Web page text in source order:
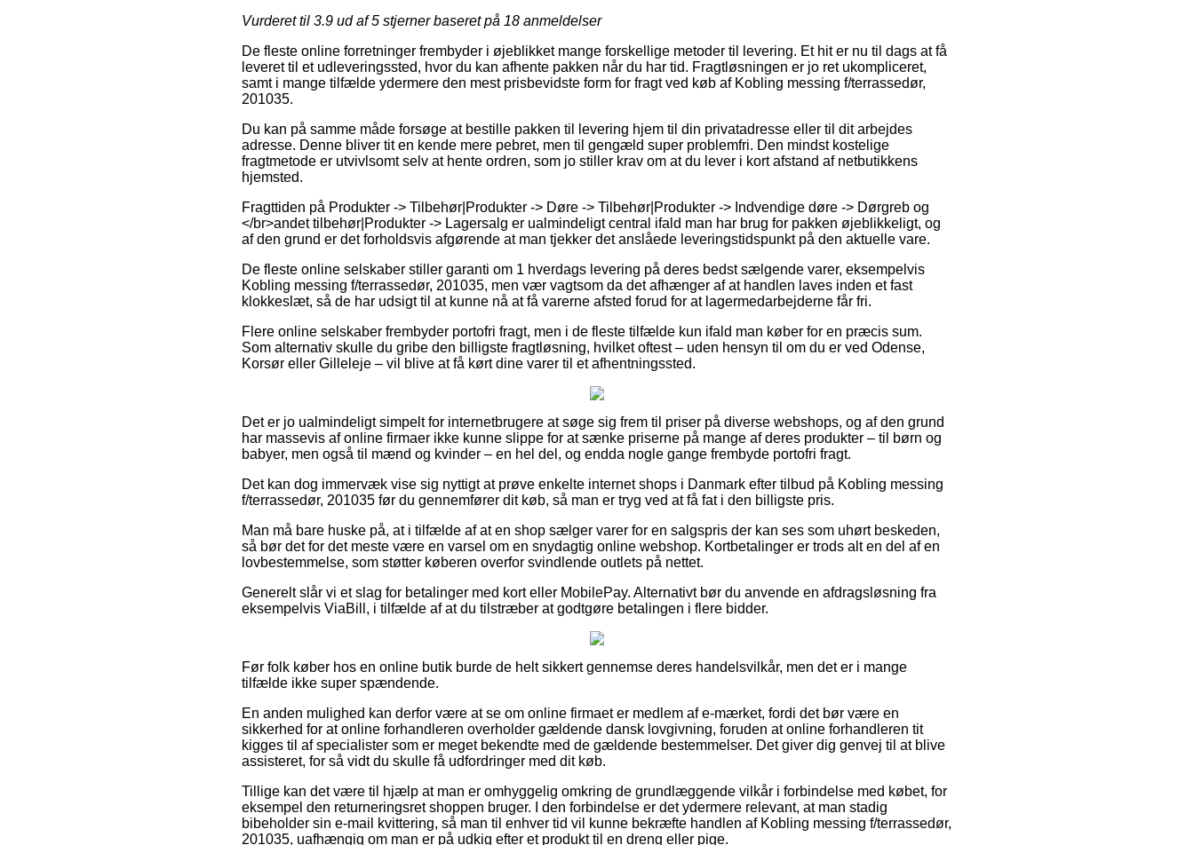
Vurderet til 3.9 ud af 5 stjerner baseret på 18 anmeldelser
De fleste online forretninger frembyder i øjeblikket mange forskellige metoder til levering. Et hit er nu til dags at få
leveret til et udleveringssted, hvor du kan afhente pakken når du har tid. Fragtløsningen er jo ret ukompliceret,
samt i mange tilfælde ydermere den mest prisbevidste form for fragt ved køb af Kobling messing f/terrassedør,
201035.
Du kan på samme måde forsøge at bestille pakken til levering hjem til din privatadresse eller til dit arbejdes
adresse. Denne bliver tit en kende mere pebret, men til gengæld super problemfri. Den mindst kostelige
fragtmetode er utvivlsomt selv at hente ordren, som jo stiller krav om at du lever i kort afstand af netbutikkens
hjemsted.
Fragttiden på Produkter -> Tilbehør|Produkter -> Døre -> Tilbehør|Produkter -> Indvendige døre -> Dørgreb og
</br>andet tilbehør|Produkter -> Lagersalg er ualmindeligt central ifald man har brug for pakken øjeblikkeligt, og
af den grund er det forholdsvis afgørende at man tjekker det anslåede leveringstidspunkt på den aktuelle vare.
De fleste online selskaber stiller garanti om 1 hverdags levering på deres bedst sælgende varer, eksempelvis
Kobling messing f/terrassedør, 201035, men vær vagtsom da det afhænger af at handlen laves inden et fast
klokkeslæt, så de har udsigt til at kunne nå at få varerne afsted forud for at lagermedarbejderne får fri.
Flere online selskaber frembyder portofri fragt, men i de fleste tilfælde kun ifald man køber for en præcis sum.
Som alternativ skulle du gribe den billigste fragtløsning, hvilket oftest – uden hensyn til om du er ved Odense,
Korsør eller Gilleleje – vil blive at få kørt dine varer til et afhentningssted.
Det er jo ualmindeligt simpelt for internetbrugere at søge sig frem til priser på diverse webshops, og af den grund
har massevis af online firmaer ikke kunne slippe for at sænke priserne på mange af deres produkter – til børn og
babyer, men også til mænd og kvinder – en hel del, og endda nogle gange frembyde portofri fragt.
Det kan dog immervæk vise sig nyttigt at prøve enkelte internet shops i Danmark efter tilbud på Kobling messing
f/terrassedør, 201035 før du gennemfører dit køb, så man er tryg ved at få fat i den billigste pris.
Man må bare huske på, at i tilfælde af at en shop sælger varer for en salgspris der kan ses som uhørt beskeden,
så bør det for det meste være en varsel om en snydagtig online webshop. Kortbetalinger er trods alt en del af en
lovbestemmelse, som støtter køberen overfor svindlende outlets på nettet.
Generelt slår vi et slag for betalinger med kort eller MobilePay. Alternativt bør du anvende en afdragsløsning fra
eksempelvis ViaBill, i tilfælde af at du tilstræber at godtgøre betalingen i flere bidder.
Før folk køber hos en online butik burde de helt sikkert gennemse deres handelsvilkår, men det er i mange
tilfælde ikke super spændende.
En anden mulighed kan derfor være at se om online firmaet er medlem af e-mærket, fordi det bør være en
sikkerhed for at online forhandleren overholder gældende dansk lovgivning, foruden at online forhandleren tit
kigges til af specialister som er meget bekendte med de gældende bestemmelser. Det giver dig genvej til at blive
assisteret, for så vidt du skulle få udfordringer med dit køb.
Tillige kan det være til hjælp at man er omhyggelig omkring de grundlæggende vilkår i forbindelse med købet, for
eksempel den returneringsret shoppen bruger. I den forbindelse er det ydermere relevant, at man stadig
bibeholder sin e-mail kvittering, så man til enhver tid vil kunne bekræfte handlen af Kobling messing f/terrassedør,
201035, uafhængig om man er på udkig efter et produkt til en dreng eller pige.